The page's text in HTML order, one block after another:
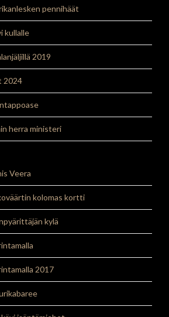
pennihäät
kullalle
2019
2024
herra ministeri
Veera
kolomas kortti
kylä
2017